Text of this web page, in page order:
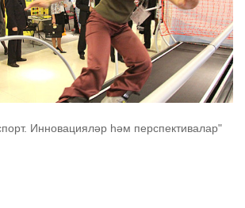
Инновацияләр һәм перспективалар"